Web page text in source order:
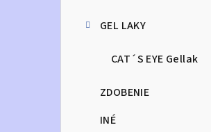
GEL LAKY
CAT´S EYE Gellak
ZDOBENIE
INÉ